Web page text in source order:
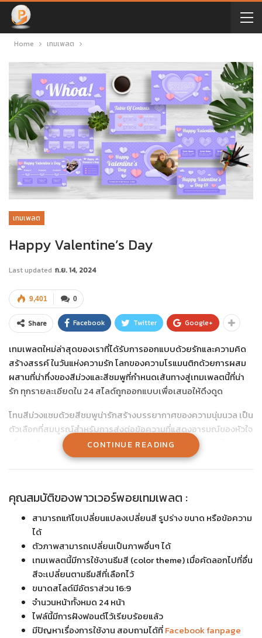
Home เทมเพลต
เทมเพลต
Happy Valentine’s Day
Last updated ก.ย. 14, 2024
0
9,401
Share Facebook Twitter Google+
เทมเพลตใหม่ล่าสุดของเราที่ได้รับการออกแบบด้วยรักและความคิด
สร้างสรรค์ ในวันแห่งความรัก โลกของความโรแมนติกด้วยการผสม
ผสานที่น่าทึ่งของสีม่วงและสีชมพูที่กำหนดเส้นทางสู่เทมเพลตนี้ที่น่า
รัก ทุกรายละเอียดใน 24 สไลด์ถูกออกแบบเพื่อเสนอให้ดึงดูด
โทนสีม่วงแซมด้วยสีชมพูน่ารักสร้างบรรยากาศของความนุ่มนวล เป็น
ตัวเลือกที่สมบูรณ์สำหรับการส่งต่อข้อความที่แสดงอารมณ์ของหัวใจ
เนื่องในวันวาเลนไทน์หรือในโอกาสใด ๆ ที่ต้องการแรงบันดาลใจจาก
ความรัก ทุกรายละเอียดของแต่ละสไลด์เป็นงานสร้างสรรค์ และมี
หัวใจดวงเล็กๆ น่ารักประกอบเพื่อให้เนื้อหาของคุณมีสีสันและน่าสนใจ
แนวคิดเบื้องหลังเทมเพลตนี้เน้นที่การจับรักษานิสัยของความรักและ
ความสุขที่เกี่ยวข้องกับวันวาเลนไทน์. ไม่ว่าคุณจะวางแผนที่จะนำเสนอ
งานนำเสนอที่โรแมนติก สร้างเนื้อหาการศึกษาที่มีธีมความรัก หรือแค่
ต้องการเพิ่มเสน่ห์ให้กับสไลด์ของคุณ เทมเพลตนี้สามารถปรับแต่งได้
ยืดหยุ่นและดึงดูดสายตาผู้ชม
อีกทั้งยังเข้ากันได้กับแพลตฟอร์มนำเสนอที่ได้รับความนิยมเช่น
PowerPoint, Canva, Google Slides, และ Keynote, เทมเพลตนี้ให้
คุณสามารถผสมผสานลงในซอฟต์แวร์ที่คุณต้องการได้ง่ายๆ
CONTINUE READING
คุณสมบัติของพาวเวอร์พอยเทมเพลต :
สามารถแก้ไขเปลี่ยนแปลงเปลี่ยนสี รูปร่าง ขนาด หรือข้อความ
ได้
ตัวภาพสามารถเปลี่ยนเป็นภาพอื่นๆ ได้
เทมเพลตนี้มีการใช้งานธีมสี (color theme) เมื่อคัดลอกไปที่อื่น
สีจะเปลี่ยนตามธีมสีที่เลือกไว้
ขนาดสไลด์มีอัตราส่วน 16:9
จำนวนหน้าทั้งหมด 24 หน้า
ไฟล์นี้มีการฝังฟอนต์ไว้เรียบร้อยแล้ว
มีปัญหาเรื่องการใช้งาน สอบถามได้ที่Facebook fanpage